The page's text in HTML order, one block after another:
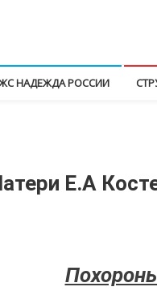
НАДЕЖДА РОССИИ
Е.А